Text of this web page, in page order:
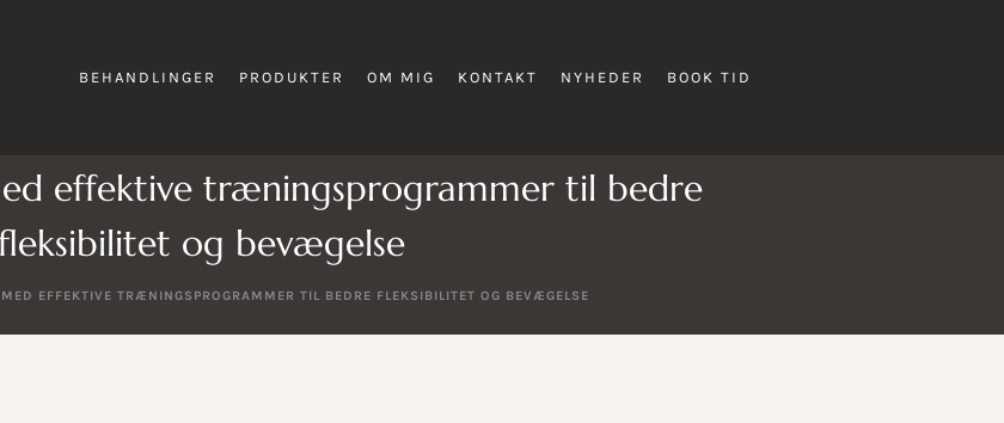
BEHANDLINGER PRODUKTER OM MIG KONTAKT NYHEDER BOOK TID
effektive træningsprogrammer til bedre
og bevægelse
EFFEKTIVE TRÆNINGSPROGRAMMER TIL BEDRE FLEKSIBILITET OG BEVÆGELSE